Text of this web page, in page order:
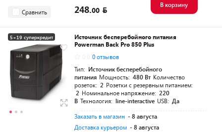
Сравнить 248.00
В корзину
5+19 суперкредит
Разумная цена
Источник бесперебойного питания
Powerman Back Pro 850 Plus
0 отзывов
Тип: Источник бесперебойного
питания Мощность: 480 Вт Количество
розеток: 2 Розетки с резервным питанием:
2 Номинальное напряжение: 220
В Технология: line-interactive USB: Да
Заказать в магазин - 8 августа
Доставка курьером - 8 августа